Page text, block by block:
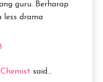
guru. Berharap
less drama
said...